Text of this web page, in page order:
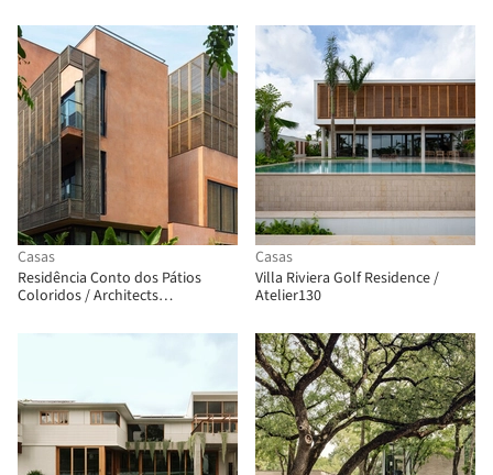
Casas
Residência Conto dos Pátios
Coloridos / Architects
Casas
Villa Riviera Golf Residence /
Atelier130